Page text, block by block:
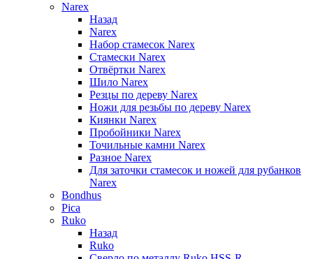
Narex
Назад
Narex
Набор стамесок Narex
Стамески Narex
Отвёртки Narex
Шило Narex
Резцы по дереву Narex
Ножи для резьбы по дереву Narex
Киянки Narex
Пробойники Narex
Точильные камни Narex
Разное Narex
Для заточки стамесок и ножей для рубанков
Narex
Bondhus
Pica
Ruko
Назад
Ruko